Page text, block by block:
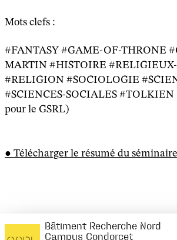
Mots clefs :
#FANTASY #GAME-OF-THRONE
MARTIN #HISTOIRE
#RELIGION #SOCIOLOGIE
#SCIENCES-SOCIALES
pour le GSRL)
Télécharger le résumé du
Bâtiment Recherche Nord
Campus Condorcet